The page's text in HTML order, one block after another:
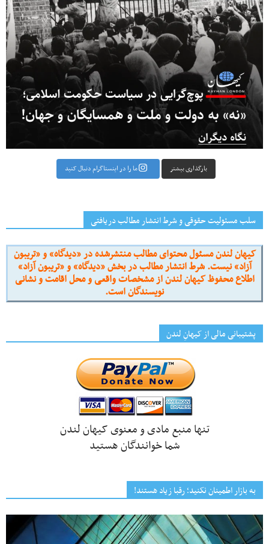
بارگذاری بیشتر ما را در اینستاگرام دنبال کنید
سلب مسئولیت حقوقی و شرط انتشار مطالب دریافتی
کیهان لندن مسئول محتوای مطالب منتشرشده در «دیدگاه» و «تریبون
آزاد» نیست. شرط انتشار مطالب در بخش «دیدگاه» و «تریبون آزاد»
اطلاع محفوظ کیهان لندن از مشخصات واقعی و محل اقامت و نشانی
نویسندگان است.
پشتیبانی مالی از کیهانِ لندن
تنها منبع مادی و معنوی کیهان لندن
شما خوانندگان هستید
به بازار اطمینان نکنید؛ رقبا زیاد هستند!